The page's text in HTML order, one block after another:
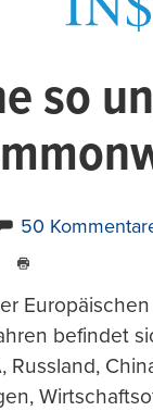
so
50
drucken
befindet
Russland,